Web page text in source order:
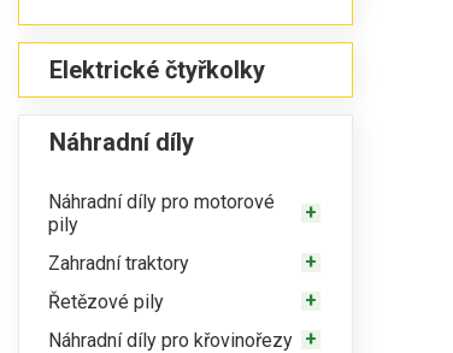
Elektrické čtyřkolky
Náhradní díly
Náhradní díly pro motorové
pily
Zahradní traktory
Řetězové pily
Náhradní díly pro křovinořezy